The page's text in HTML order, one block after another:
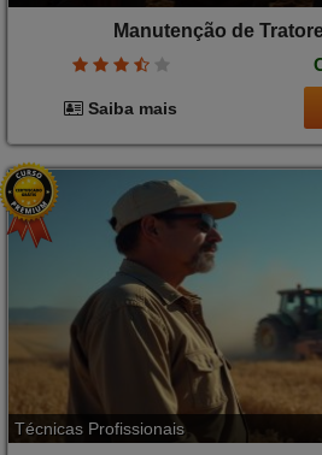
Manutenção de
Saiba mais
Técnicas Profissionais